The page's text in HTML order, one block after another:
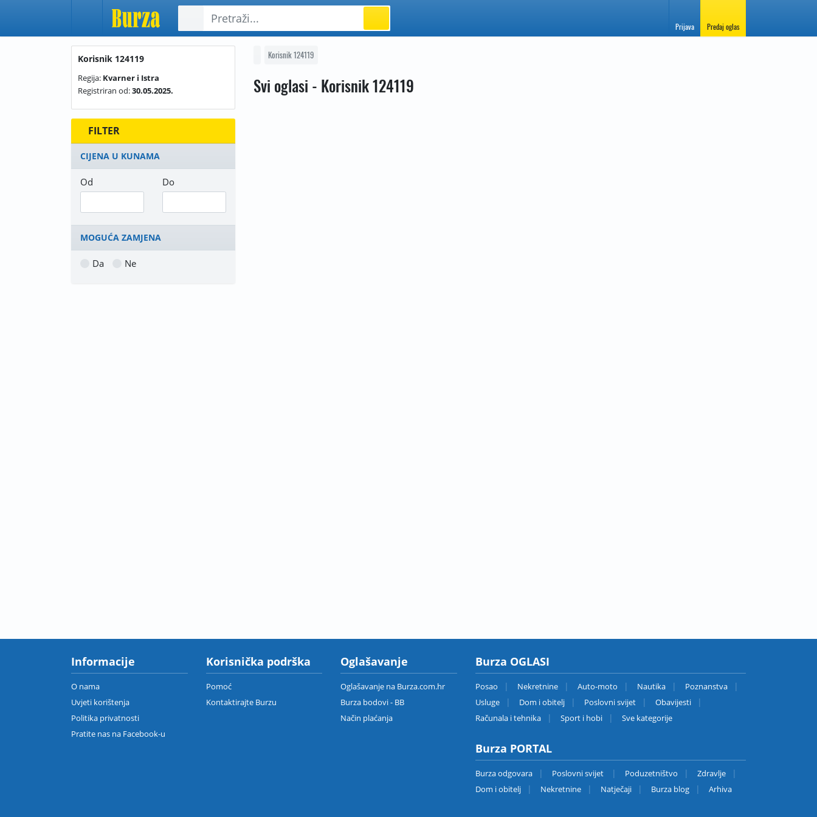
Prijava Predaj oglas
Korisnik 124119
Regija: Kvarner i Istra
Registriran od:30.05.2025.
FILTER
CIJENA U KUNAMA
Od Do
MOGUĆA ZAMJENA
Da Ne
Korisnik 124119
Svi oglasi - Korisnik 124119
Informacije
O nama
Uvjeti korištenja
Politika privatnosti
Pratite nas na Facebook-u
Korisnička podrška
Pomoć
Kontaktirajte Burzu
Oglašavanje
Oglašavanje na Burza.com.hr
Burza bodovi - BB
Način plaćanja
Burza OGLASI
Posao Nekretnine Auto-moto Nautika
Poznanstva
Usluge
Dom i obitelj Poslovni svijet
Obavijesti
Računala i tehnika
Sport i hobi Sve kategorije
Burza PORTAL
Burza odgovara Poslovni svijet Poduzetništvo
Zdravlje
Dom i obitelj
Nekretnine Natječaji Burza blog Arhiva